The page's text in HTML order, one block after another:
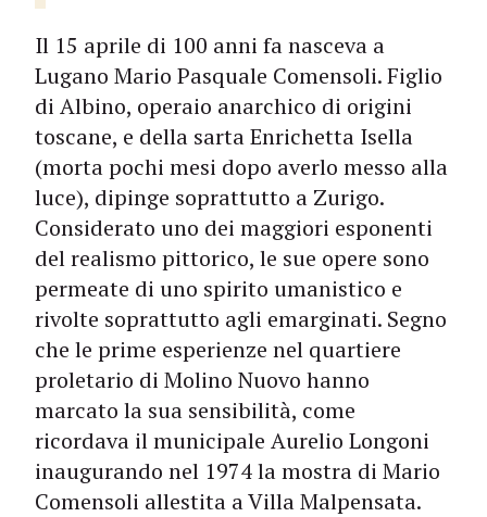
Il 15 aprile di 100 anni fa nasceva a
Lugano Mario Pasquale Comensoli. Figlio
di Albino, operaio anarchico di origini
toscane, e della sarta Enrichetta Isella
(morta pochi mesi dopo averlo messo alla
luce), dipinge soprattutto a Zurigo.
Considerato uno dei maggiori esponenti
del realismo pittorico, le sue opere sono
permeate di uno spirito umanistico e
rivolte soprattutto agli emarginati. Segno
che le prime esperienze nel quartiere
proletario di Molino Nuovo hanno
marcato la sua sensibilità, come
ricordava il municipale Aurelio Longoni
inaugurando nel 1974 la mostra di Mario
Comensoli allestita a Villa Malpensata.